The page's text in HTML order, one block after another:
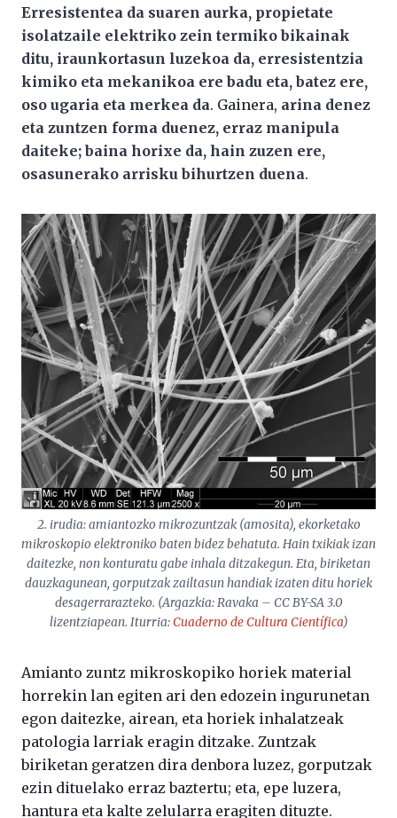
Erresistentea da suaren aurka, propietate
isolatzaile elektriko zein termiko bikainak
ditu, iraunkortasun luzekoa da, erresistentzia
kimiko eta mekanikoa ere badu eta, batez ere,
oso ugaria eta merkea da. Gainera, arina denez
eta zuntzen forma duenez, erraz manipula
daiteke; baina horixe da, hain zuzen ere,
osasunerako arrisku bihurtzen duena.
2. irudia: amiantozko mikrozuntzak (amosita), ekorketako
mikroskopio elektroniko baten bidez behatuta. Hain txikiak izan
daitezke, non konturatu gabe inhala ditzakegun. Eta, biriketan
dauzkagunean, gorputzak zailtasun handiak izaten ditu horiek
desagerrarazteko. (Argazkia: Ravaka – CC BY-SA 3.0
lizentziapean. Iturria:Cuaderno de Cultura Científica)
Amianto zuntz mikroskopiko horiek material
horrekin lan egiten ari den edozein ingurunetan
egon daitezke, airean, eta horiek inhalatzeak
patologia larriak eragin ditzake. Zuntzak
biriketan geratzen dira denbora luzez, gorputzak
ezin dituelako erraz baztertu; eta, epe luzera,
hantura eta kalte zelularra eragiten dituzte.